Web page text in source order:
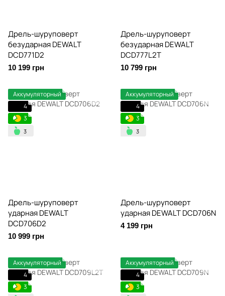
Дрель-шуруповерт
безударная DEWALT
DCD771D2
10 199 грн
Дрель-шуруповерт
безударная DEWALT
DCD777L2T
10 799 грн
Аккумуляторный
4
3
Дрель-шуруповерт
ударная DEWALT
DCD706D2
10 999 грн
Аккумуляторный
4
3
Дрель-шуруповерт
ударная DEWALT DCD706N
4 199 грн
Аккумуляторный
4
3
Аккумуляторный
4
3